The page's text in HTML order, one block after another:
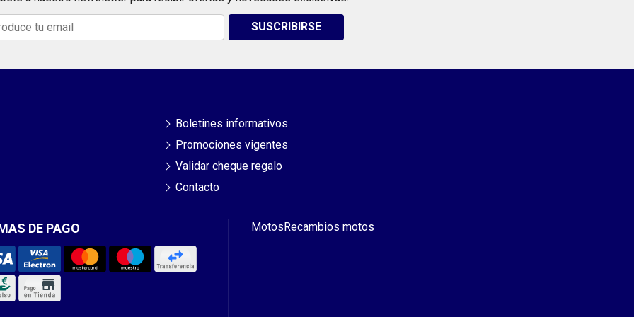
SUSCRIBIRSE
DE PAGO
Boletines informativos
Promociones vigentes
Validar cheque regalo
Contacto
MotosRecambios motos